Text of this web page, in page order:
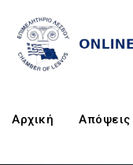
Αρχική Απόψεις